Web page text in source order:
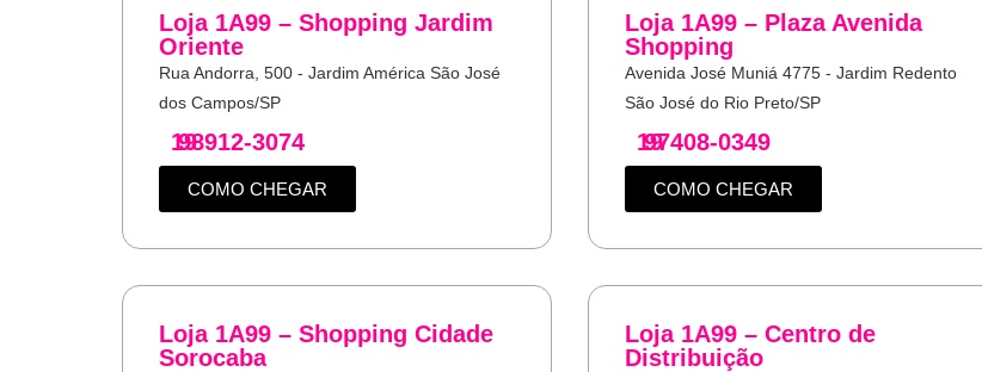
Loja 1A99 – Shopping Jardim
Oriente
Rua Andorra, 500 - Jardim América São José
dos Campos/SP
19
98912-3074
COMO CHEGAR
Loja 1A99 – Plaza Avenida
Shopping
Avenida José Muniá 4775 - Jardim Redento
São José do Rio Preto/SP
19
97408-0349
COMO CHEGAR
Loja 1A99 – Shopping Cidade
Sorocaba
Loja 1A99 – Centro de
Distribuição